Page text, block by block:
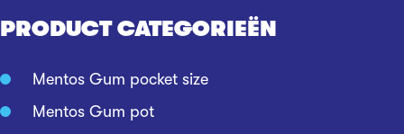
PRODUCT CATEGORIEËN
Mentos Gum pocket size
Mentos Gum pot